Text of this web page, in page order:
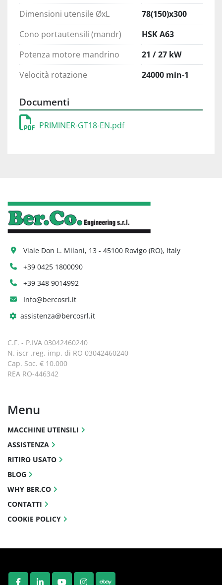
Dimensioni utensile ØxL
78(150)x300
Cono portautensili (mandr)
HSK A63
Potenza motore mandrino
21 / 27 kW
Velocità rotazione
24000 min-1
Documenti
PRIMINER-GT18-EN.pdf
Viale Don L. Milani, 13 - 45100 Rovigo (RO), Italy
+39 0425 1800090
+39 348 9014992
Info@bercosrl.it
assistenza@bercosrl.it
C.F. - P.IVA 03042460240
N. iscr .reg. imp. di RO 03042460240
Cap. Soc. € 10.000
REA RO-446342
Menu
MACCHINE UTENSILI
ASSISTENZA
RITIRO USATO
BLOG
WHY BER.CO
CONTATTI
COOKIE POLICY